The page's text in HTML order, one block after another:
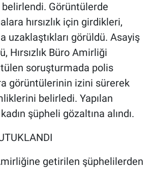
belirlendi. Görüntülerde
hırsızlık için girdikleri,
uzaklaştıkları görüldü. Asayiş
Hırsızlık Büro Amirliği
soruşturmada polis
görüntülerinin izini sürerek
belirledi. Yapılan
şüpheli gözaltına alındı.
getirilen şüphelilerden